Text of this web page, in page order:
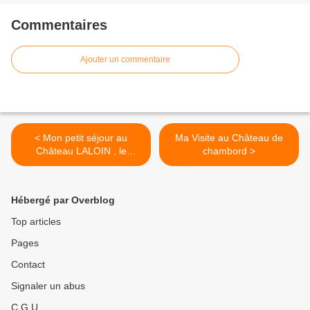
Commentaires
Ajouter un commentaire
< Mon petit séjour au
Château LALOIN , le
12/11/2015
Ma Visite au Château de
chambord >
Hébergé par Overblog
Top articles
Pages
Contact
Signaler un abus
C.G.U.